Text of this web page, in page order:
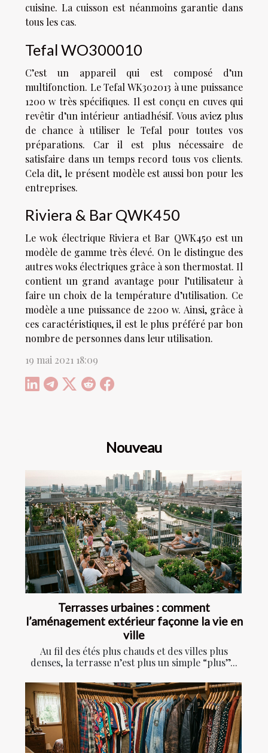
cuisine. La cuisson est néanmoins garantie dans
tous les cas.
Tefal WO300010
C’est un appareil qui est composé d’un
multifonction. Le Tefal WK302013 à une puissance
1200 w très spécifiques. Il est conçu en cuves qui
revêtir d’un intérieur antiadhésif. Vous aviez plus
de chance à utiliser le Tefal pour toutes vos
préparations. Car il est plus nécessaire de
satisfaire dans un temps record tous vos clients.
Cela dit, le présent modèle est aussi bon pour les
entreprises.
Riviera & Bar QWK450
Le wok électrique Riviera et Bar QWK450 est un
modèle de gamme très élevé. On le distingue des
autres woks électriques grâce à son thermostat. Il
contient un grand avantage pour l’utilisateur à
faire un choix de la température d’utilisation. Ce
modèle a une puissance de 2200 w. Ainsi, grâce à
ces caractéristiques, il est le plus préféré par bon
nombre de personnes dans leur utilisation.
19 mai 2021 18:09
Nouveau
Terrasses urbaines : comment
l’aménagement extérieur façonne la vie en
ville
Au fil des étés plus chauds et des villes plus
denses, la terrasse n’est plus un simple “plus”...